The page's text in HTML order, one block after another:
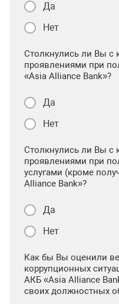
Да
Нет
Столкнулись ли Вы с
проявлениями при
«Asia Alliance Bank»?
Да
Нет
Столкнулись ли Вы с
проявлениями при
услугами (кроме
Alliance Bank»?
Да
Нет
Как бы Вы оценили
коррупционных
АКБ «Asia Alliance
своих должностных